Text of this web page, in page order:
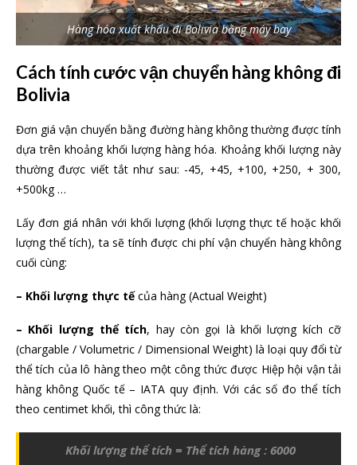
Hàng hóa xuất khẩu đi Bolivia bằng máy bay
Cách tính cước vận chuyển hàng không đi
Bolivia
Đơn giá vận chuyển bằng đường hàng không thường được tính
dựa trên khoảng khối lượng hàng hóa. Khoảng khối lượng này
thường được viết tắt như sau: -45, +45, +100, +250, + 300,
+500kg …
Lấy đơn giá nhân với khối lượng (khối lượng thực tế hoặc khối
lượng thể tích), ta sẽ tính được chi phí vận chuyển hàng không
cuối cùng:
– Khối lượng thực tếcủa hàng (Actual Weight)
– Khối lượng thể tích, hay còn gọi là khối lượng kích cỡ
(chargable / Volumetric / Dimensional Weight) là loại quy đổi từ
thể tích của lô hàng theo một công thức được Hiệp hội vận tải
hàng không Quốc tế – IATA quy định. Với các số đo thể tích
theo centimet khối, thì công thức là:
Khối lượng thể tích = Thể tích hàng : 6000